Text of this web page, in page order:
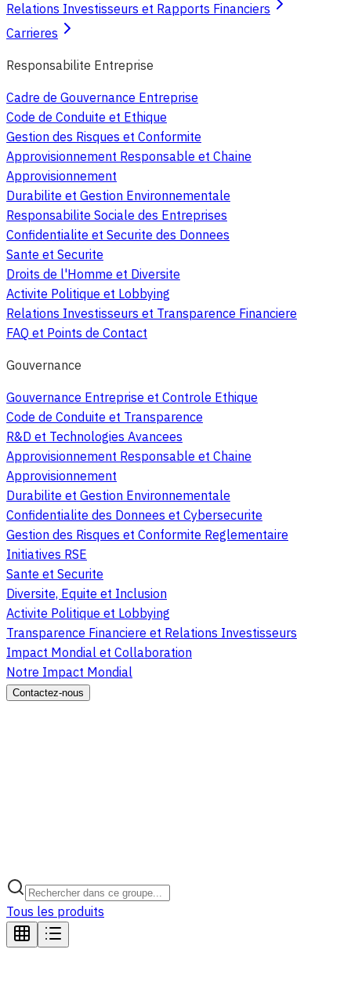
Relations Investisseurs et Rapports Financiers
Carrieres
Responsabilite Entreprise
Cadre de Gouvernance Entreprise
Code de Conduite et Ethique
Gestion des Risques et Conformite
Approvisionnement Responsable et Chaine
Approvisionnement
Durabilite et Gestion Environnementale
Responsabilite Sociale des Entreprises
Confidentialite et Securite des Donnees
Sante et Securite
Droits de l'Homme et Diversite
Activite Politique et Lobbying
Relations Investisseurs et Transparence Financiere
FAQ et Points de Contact
Gouvernance
Gouvernance Entreprise et Controle Ethique
Code de Conduite et Transparence
R&D et Technologies Avancees
Approvisionnement Responsable et Chaine
Approvisionnement
Durabilite et Gestion Environnementale
Confidentialite des Donnees et Cybersecurite
Gestion des Risques et Conformite Reglementaire
Initiatives RSE
Sante et Securite
Diversite, Equite et Inclusion
Activite Politique et Lobbying
Transparence Financiere et Relations Investisseurs
Impact Mondial et Collaboration
Notre Impact Mondial
Contactez-nous
Tous les produits